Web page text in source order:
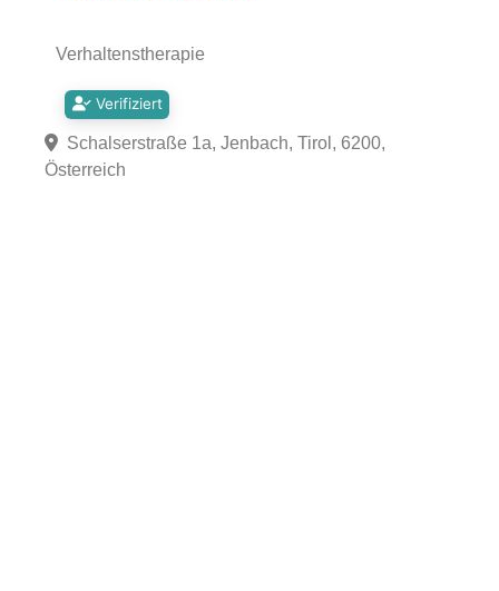
Verhaltenstherapie
Verifiziert
Schalserstraße 1a, Jenbach, Tirol, 6200,
Österreich